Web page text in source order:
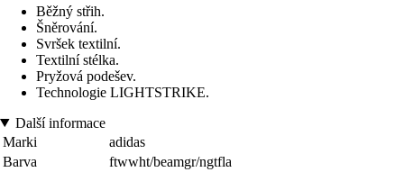
Běžný střih.
Šněrování.
Svršek textilní.
Textilní stélka.
Pryžová podešev.
Technologie LIGHTSTRIKE.
Další informace
Marki
adidas
Barva
ftwwht/beamgr/ngtfla